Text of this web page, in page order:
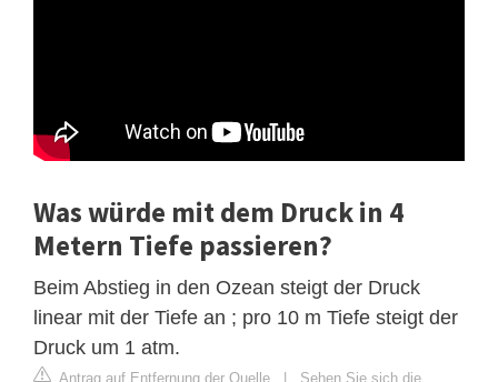
Was würde mit dem Druck in 4
Metern Tiefe passieren?
Beim Abstieg in den Ozean steigt der Druck
linear mit der Tiefe an ; pro 10 m Tiefe steigt der
Druck um 1 atm.
Antrag auf Entfernung der Quelle | Sehen Sie sich die